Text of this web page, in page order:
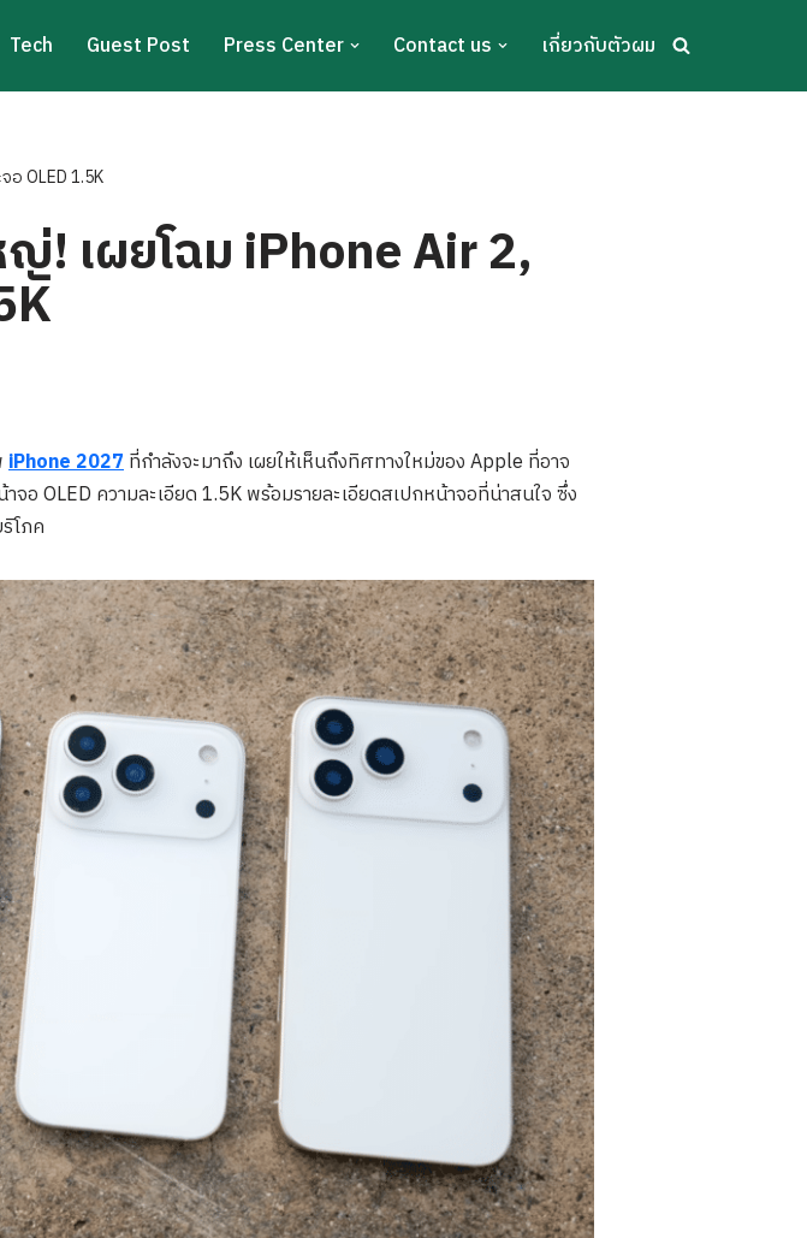
Tech Guest Post Press Center Contact us เกี่ยวกับตัวผม
อ OLED 1.5K
! เผยโฉม iPhone Air 2,
iPhone 2027ที่กำลังจะมาถึง เผยให้เห็นถึงทิศทางใหม่ของ Apple ที่อาจ
อ OLED ความละเอียด 1.5K พร้อมรายละเอียดสเปกหน้าจอที่น่าสนใจ ซึ่ง
โภค